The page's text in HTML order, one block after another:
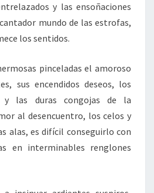
y las ensoñaciones
mundo de las estrofas,
los sentidos.
pinceladas el amoroso
sus encendidos deseos, los
y las duras congojas de la
al desencuentro, los celos y
alas, es difícil conseguirlo con
en interminables renglones